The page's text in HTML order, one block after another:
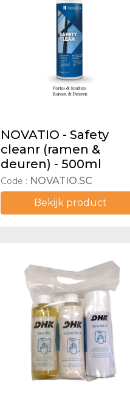
NOVATIO - Safety
cleanr (ramen &
deuren) - 500ml
Code : NOVATIO.SC
Bekijk product